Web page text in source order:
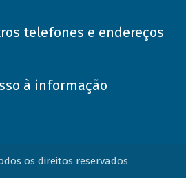
telefones e endereços
à informação
os direitos reservados